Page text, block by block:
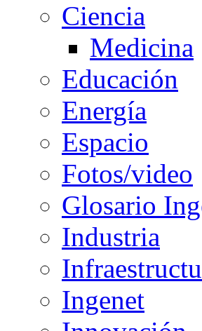
Ciencia
Medicina
Educación
Energía
Espacio
Fotos/video
Glosario
Industria
Ingenet